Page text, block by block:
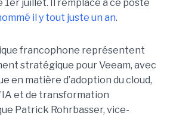
juillet. Il remplace à ce poste
il y tout juste un an.
francophone représentent
stratégique pour Veeam, avec
en matière d’adoption du cloud,
et de transformation
Patrick Rohrbasser, vice-